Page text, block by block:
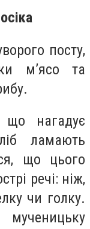
посту,
м’ясо та
що нагадує
ламають
що цього
речі: ніж,
чи голку.